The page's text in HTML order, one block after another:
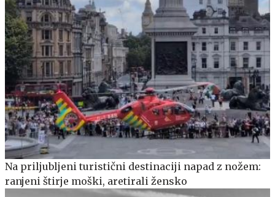
Na priljubljeni turistični destinaciji napad z nožem:
ranjeni štirje moški, aretirali žensko